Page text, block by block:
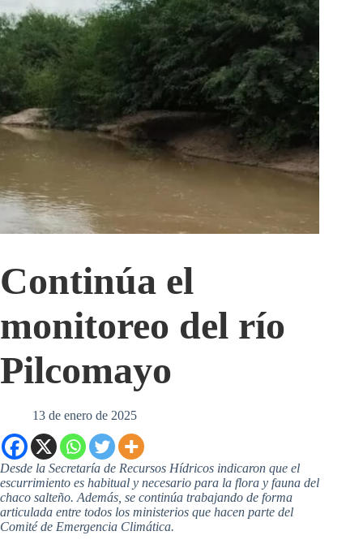
Continúa el
monitoreo del río
Pilcomayo
13 de enero de 2025
Desde la Secretaría de Recursos Hídricos indicaron que el
escurrimiento es habitual y necesario para la flora y fauna del
chaco salteño. Además, se continúa trabajando de forma
articulada entre todos los ministerios que hacen parte del
Comité de Emergencia Climática.